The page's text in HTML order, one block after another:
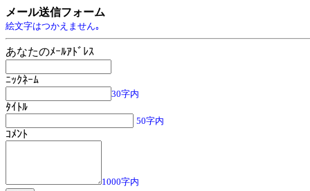
メール送信フォーム
絵文字はつかえません｡
あなたのﾒｰﾙｱﾄﾞﾚｽ
ﾆｯｸﾈｰﾑ
30字内
ﾀｲﾄﾙ
50字内
ｺﾒﾝﾄ
1000字内